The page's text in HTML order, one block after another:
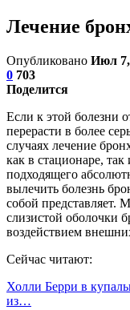
Лечение
Опубликовано Июл 7,
0 703
Поделится
Если к этой болезни
перерасти в более
случаях лечение
как в стационаре,
подходящего
вылечить болезнь
собой представляет.
слизистой оболочки
воздействием
Сейчас читают:
Холли Берри в
из…